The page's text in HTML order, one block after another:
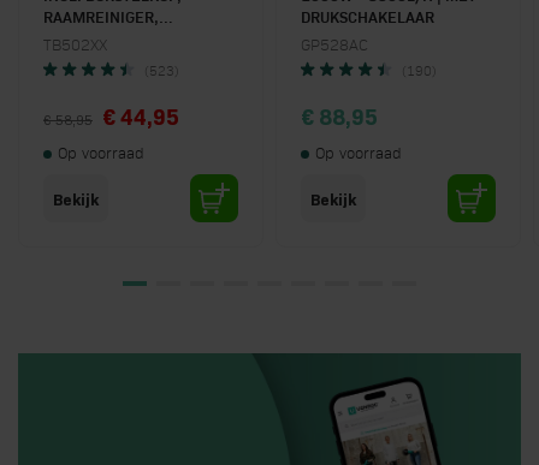
RAAMREINIGER,
WATERSLANG EN
ZEEPDISPENSER
TB502XX
(523)
€ 58,95 Special Price
€ 44,95
Op voorraad
Bekijk
DRUKSCHAKELAAR
GP528AC
(190)
€ 88,95
Op voorraad
Bekijk